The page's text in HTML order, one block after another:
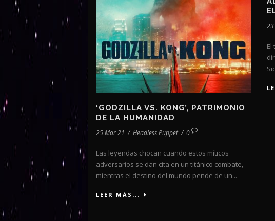
‘GODZILLA VS. KONG’, PATRIMONIO
DE LA HUMANIDAD
25 Mar 21 / Headless Puppet / 0
Las leyendas chocan cuando estos míticos
adversarios se dan cita en un titánico combate,
mientras el destino del mundo pende de un...
LEER MÁS...
23
El